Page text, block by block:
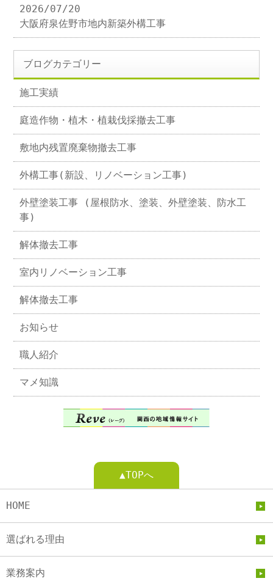
2026/07/20
大阪府泉佐野市地内新築外構工事
ブログカテゴリー
施工実績
庭造作物・植木・植栽伐採撤去工事
敷地内残置廃棄物撤去工事
外構工事(新設、リノベーション工事)
外壁塗装工事 (屋根防水、塗装、外壁塗装、防水工
事)
解体撤去工事
室内リノベーション工事
解体撤去工事
お知らせ
職人紹介
マメ知識
▲TOPへ
HOME
選ばれる理由
業務案内